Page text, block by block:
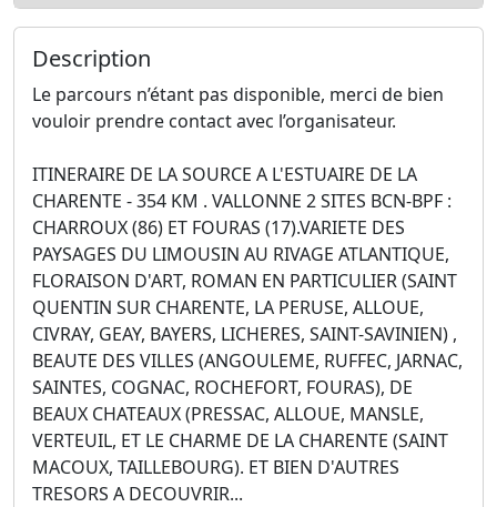
Description
Le parcours n’étant pas disponible, merci de bien
vouloir prendre contact avec l’organisateur.
ITINERAIRE DE LA SOURCE A L'ESTUAIRE DE LA
CHARENTE - 354 KM . VALLONNE 2 SITES BCN-BPF :
CHARROUX (86) ET FOURAS (17).VARIETE DES
PAYSAGES DU LIMOUSIN AU RIVAGE ATLANTIQUE,
FLORAISON D'ART, ROMAN EN PARTICULIER (SAINT
QUENTIN SUR CHARENTE, LA PERUSE, ALLOUE,
CIVRAY, GEAY, BAYERS, LICHERES, SAINT-SAVINIEN) ,
BEAUTE DES VILLES (ANGOULEME, RUFFEC, JARNAC,
SAINTES, COGNAC, ROCHEFORT, FOURAS), DE
BEAUX CHATEAUX (PRESSAC, ALLOUE, MANSLE,
VERTEUIL, ET LE CHARME DE LA CHARENTE (SAINT
MACOUX, TAILLEBOURG). ET BIEN D'AUTRES
TRESORS A DECOUVRIR...